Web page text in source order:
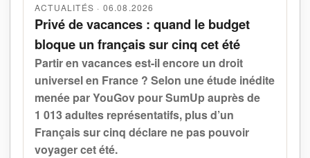
ACTUALITÉS · 06.08.2026
Privé de vacances : quand le budget
bloque un français sur cinq cet été
Partir en vacances est-il encore un droit
universel en France ? Selon une étude inédite
menée par YouGov pour SumUp auprès de
1 013 adultes représentatifs, plus d’un
Français sur cinq déclare ne pas pouvoir
voyager cet été.